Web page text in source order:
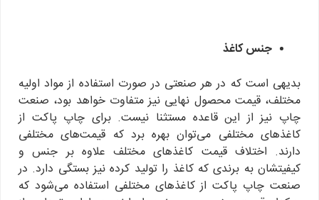
جنس کاغذ
بدیهی است که در هر صنعتی در صورت استفاده از مواد اولیه
مختلف، قیمت محصول نهایی نیز متفاوت خواهد بود، صنعت
چاپ نیز از این قاعده مستثنا نیست. برای چاپ پاکت از
کاغذهای مختلفی می‌توان بهره برد که قیمت‌های مختلفی
دارند. اختلاف قیمت کاغذهای مختلف علاوه بر جنس و
کیفیتشان به برندی که کاغذ را تولید کرده نیز بستگی دارد. در
صنعت چاپ پاکت از کاغذهای مختلفی استفاده می‌شود که